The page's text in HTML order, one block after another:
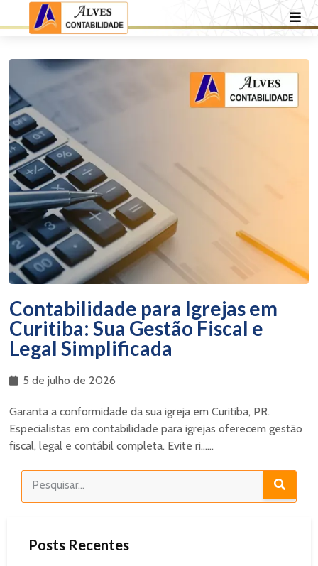
Contabilidade para Igrejas em
Curitiba: Sua Gestão Fiscal e
Legal Simplificada
5 de julho de 2026
Garanta a conformidade da sua igreja em Curitiba, PR.
Especialistas em contabilidade para igrejas oferecem gestão
fiscal, legal e contábil completa. Evite ri......
Posts Recentes